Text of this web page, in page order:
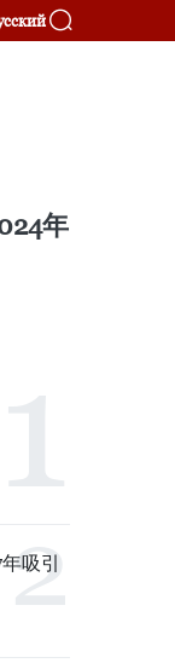
年
吸引